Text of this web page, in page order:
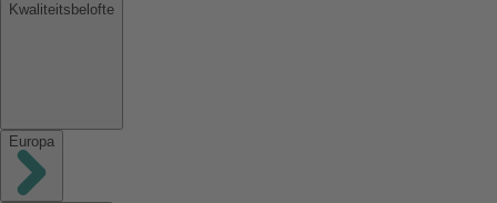
Kwaliteitsbelofte
Europa